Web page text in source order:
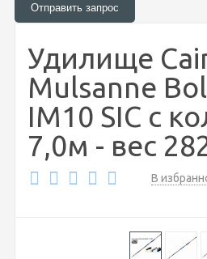
Удилище
Mulsanne
IM10 SIC с
7,0м - вес
В